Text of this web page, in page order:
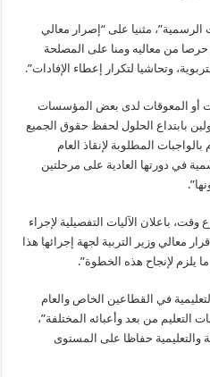
الرسمية”، مثنيا على “إصرار معالي
حرصا من معاليه ومنا على المصلحة
وتحاشيا لتكرار إعطاء الإفادات”.
أو المعوقات لدى بعض المؤسسات
بابتداع الحلول لحفظ حقوق الجميع
المطلوبة لإنقاذ العام
في دورتها العادية على مرحلتين
باعلان الآليات التفصيلية لإجراء
معالي وزير التربية لجهة إجرائها هذا
يلزم لإنجاح هذه الخطوة”.
في القطاعين الخاص والعام
التعليم من بعد وأعبائه المختلفة”،
والتعليمية حفاظا على المستوى